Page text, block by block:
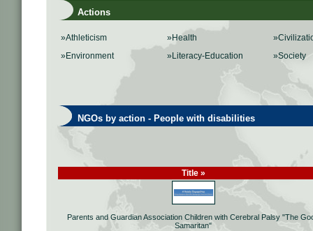
Actions
»Athleticism
»Environment
»Health
»Literacy-Education
»Society
NGOs by action - People with disabilities
Title »
Parents and Guardian Association Children with Cerebral Palsy "The
Samaritan"